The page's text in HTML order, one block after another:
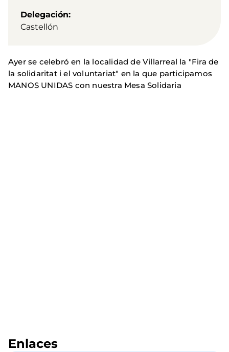
Delegación
Castellón
Ayer se celebró en la localidad de Villarreal la "Fira de
la solidaritat i el voluntariat" en la que participamos
MANOS UNIDAS con nuestra Mesa Solidaria
Enlaces